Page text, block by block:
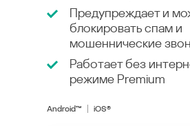
Предупреждает и
блокировать спам и
мошеннические
Работает без
режиме Premium
Android™ iOS®